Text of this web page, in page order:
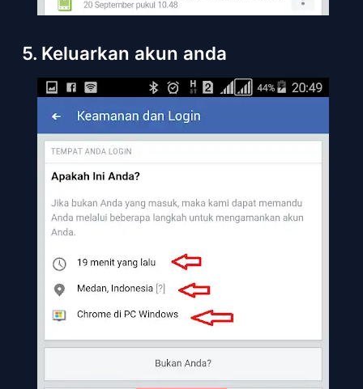
5. Keluarkan akun anda